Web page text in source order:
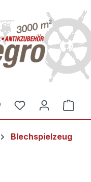
Blechspielzeug